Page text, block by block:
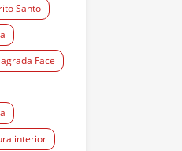
Santo
Face
interior